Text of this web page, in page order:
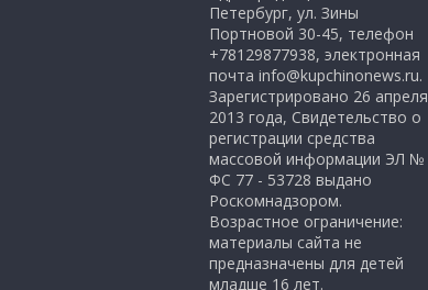
Петербург, ул. Зины
Портновой 30-45, телефон
+78129877938, электронная
почта info@kupchinonews.ru.
Зарегистрировано 26 апреля
2013 года, Свидетельство о
регистрации средства
массовой информации ЭЛ №
ФС 77 - 53728 выдано
Роскомнадзором.
Возрастное ограничение:
материалы сайта не
предназначены для детей
младше 16 лет.